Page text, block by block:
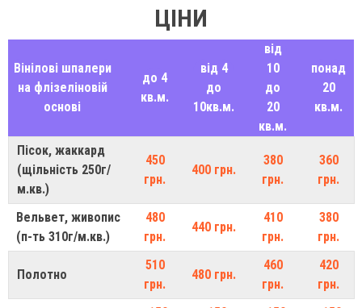
ЦІНИ
Вінілові шпалери
на флізеліновій
основі
до 4
кв.м.
від 4
до
10кв.м.
від
10
до
20
кв.м.
понад
20
кв.м.
Пісок, жаккард
(щільність 250г/
м.кв.)
450
грн.
400 грн.
380
грн.
360
грн.
Вельвет, живопис
(п-ть 310г/м.кв.)
480
грн.
440 грн.
410
грн.
380
грн.
Полотно
510
грн.
480 грн.
460
грн.
420
грн.